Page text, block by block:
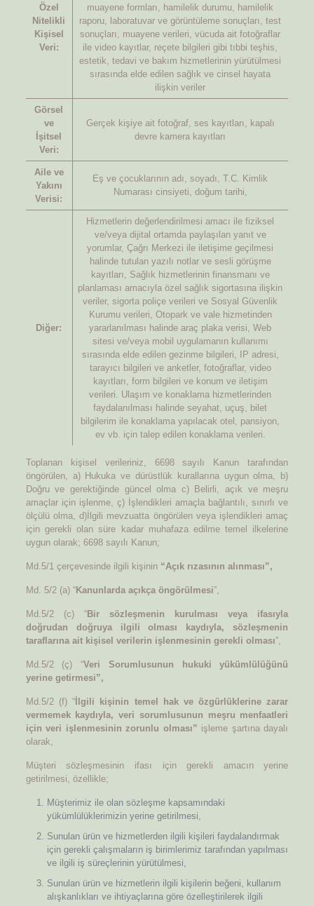
Özel
Nitelikli
Kişisel
Veri:
muayene formları, hamilelik durumu, hamilelik
raporu, laboratuvar ve görüntüleme sonuçları, test
sonuçları, muayene verileri, vücuda ait fotoğraflar
ile video kayıtlar, reçete bilgileri gibi tıbbi teşhis,
estetik, tedavi ve bakım hizmetlerinin yürütülmesi
sırasında elde edilen sağlık ve cinsel hayata
ilişkin veriler
Görsel
ve
İşitsel
Veri:
Gerçek kişiye ait fotoğraf, ses kayıtları, kapalı
devre kamera kayıtları
Aile ve
Yakını
Verisi:
Eş ve çocuklarının adı, soyadı, T.C. Kimlik
Numarası cinsiyeti, doğum tarihi,
Diğer:
Hizmetlerin değerlendirilmesi amacı ile fiziksel
ve/veya dijital ortamda paylaşılan yanıt ve
yorumlar, Çağrı Merkezi ile iletişime geçilmesi
halinde tutulan yazılı notlar ve sesli görüşme
kayıtları, Sağlık hizmetlerinin finansmanı ve
planlaması amacıyla özel sağlık sigortasına ilişkin
veriler, sigorta poliçe verileri ve Sosyal Güvenlik
Kurumu verileri, Otopark ve vale hizmetinden
yararlanılması halinde araç plaka verisi, Web
sitesi ve/veya mobil uygulamanın kullanımı
sırasında elde edilen gezinme bilgileri, IP adresi,
tarayıcı bilgileri ve anketler, fotoğraflar, video
kayıtları, form bilgileri ve konum ve iletişim
verileri. Ulaşım ve konaklama hizmetlerinden
faydalanılması halinde seyahat, uçuş, bilet
bilgilerim ile konaklama yapılacak otel, pansiyon,
ev vb. için talep edilen konaklama verileri.
Toplanan kişisel verileriniz, 6698 sayılı Kanun tarafından
öngörülen, a) Hukuka ve dürüstlük kurallarına uygun olma, b)
Doğru ve gerektiğinde güncel olma c) Belirli, açık ve meşru
amaçlar için işlenme, ç) İşlendikleri amaçla bağlantılı, sınırlı ve
ölçülü olma, d)İlgili mevzuatta öngörülen veya işlendikleri amaç
için gerekli olan süre kadar muhafaza edilme temel ilkelerine
uygun olarak; 6698 sayılı Kanun;
Md.5/1 çerçevesinde ilgili kişinin “Açık rızasının alınması”,
Md. 5/2 (a) “Kanunlarda açıkça öngörülmesi”,
Md.5/2 (c) “Bir sözleşmenin kurulması veya ifasıyla
doğrudan doğruya ilgili olması kaydıyla, sözleşmenin
taraflarına ait kişisel verilerin işlenmesinin gerekli olması”,
Md.5/2 (ç) “Veri Sorumlusunun hukuki yükümlülüğünü
yerine getirmesi”,
Md.5/2 (f) “ İlgili kişinin temel hak ve özgürlüklerine zarar
vermemek kaydıyla, veri sorumlusunun meşru menfaatleri
için veri işlenmesinin zorunlu olması” işleme şartına dayalı
olarak,
Müşteri sözleşmesinin ifası için gerekli amacın yerine
getirilmesi, özellikle;
Müşterimiz ile olan sözleşme kapsamındaki
yükümlülüklerimizin yerine getirilmesi,
Sunulan ürün ve hizmetlerden ilgili kişileri faydalandırmak
için gerekli çalışmaların iş birimlerimiz tarafından yapılması
ve ilgili iş süreçlerinin yürütülmesi,
Sunulan ürün ve hizmetlerin ilgili kişilerin beğeni, kullanım
alışkanlıkları ve ihtiyaçlarına göre özelleştirilerek ilgili